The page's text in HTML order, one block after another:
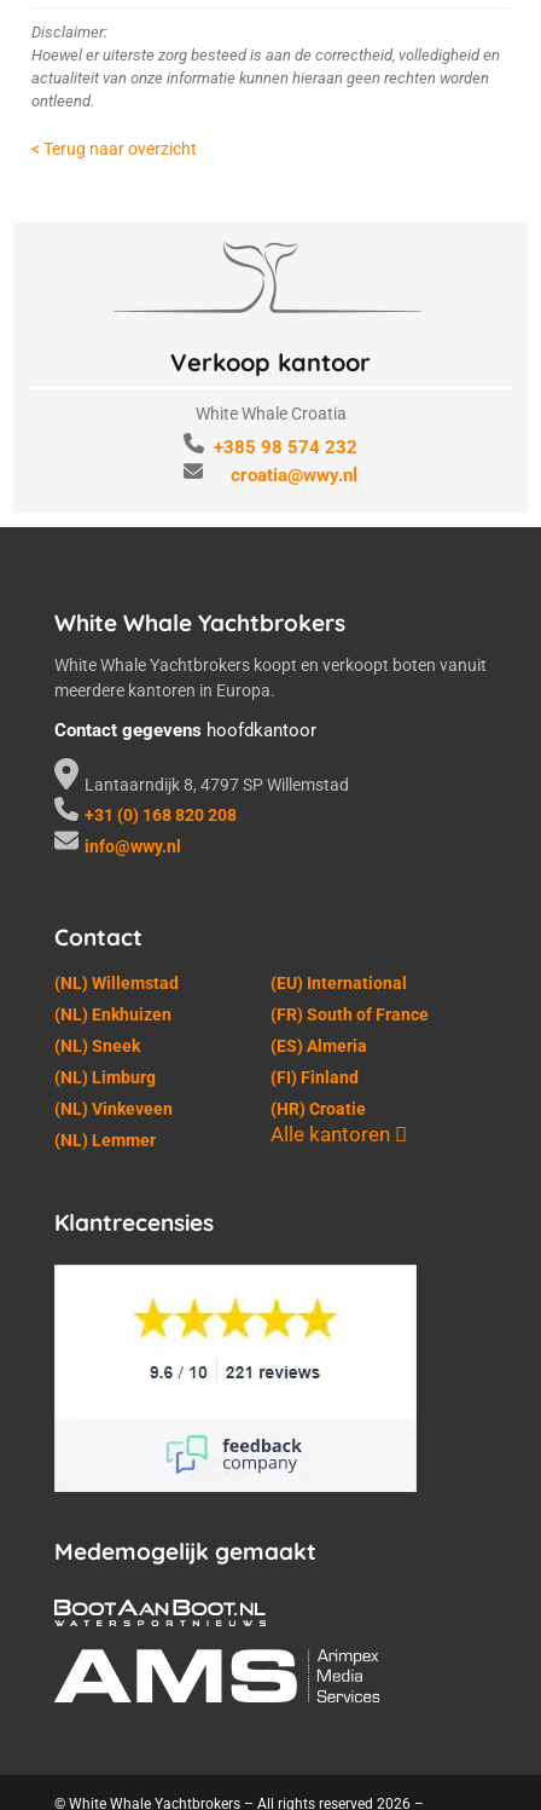
Disclaimer:
Hoewel er uiterste zorg besteed is aan de correctheid, volledigheid en
actualiteit van onze informatie kunnen hieraan geen rechten worden
ontleend.
< Terug naar overzicht
Verkoop kantoor
White Whale Croatia
+385 98 574 232
croatia@wwy.nl
White Whale Yachtbrokers
White Whale Yachtbrokers koopt en verkoopt boten vanuit
meerdere kantoren in Europa.
Contact gegevens hoofdkantoor
Lantaarndijk 8, 4797 SP Willemstad
+31 (0) 168 820 208
info@wwy.nl
Contact
(NL) Willemstad
(NL) Enkhuizen
(NL) Sneek
(NL) Limburg
(NL) Vinkeveen
(NL) Lemmer
(EU) International
(FR) South of France
(ES) Almeria
(FI) Finland
(HR) Croatie
Alle kantoren
Klantrecensies
Medemogelijk gemaakt
© White Whale Yachtbrokers – All rights reserved 2026 –